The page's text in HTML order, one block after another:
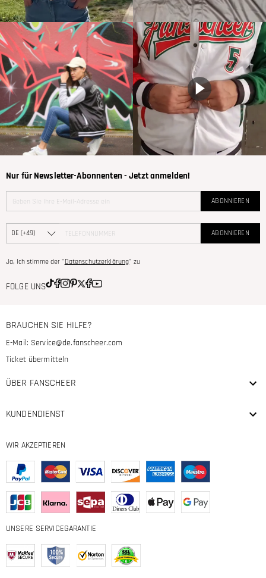
Nur für Newsletter-Abonnenten - Jetzt anmelden!
ABONNIEREN
ABONNIEREN
Ja, Ich stimme der "Datenschutzerklärung" zu
FOLGE UNS
BRAUCHEN SIE HILFE?
E-Mail: Service@de.fanscheer.com
Ticket übermitteln
ÜBER FANSCHEER
KUNDENDIENST
WIR AKZEPTIEREN
UNSERE SERVICEGARANTIE